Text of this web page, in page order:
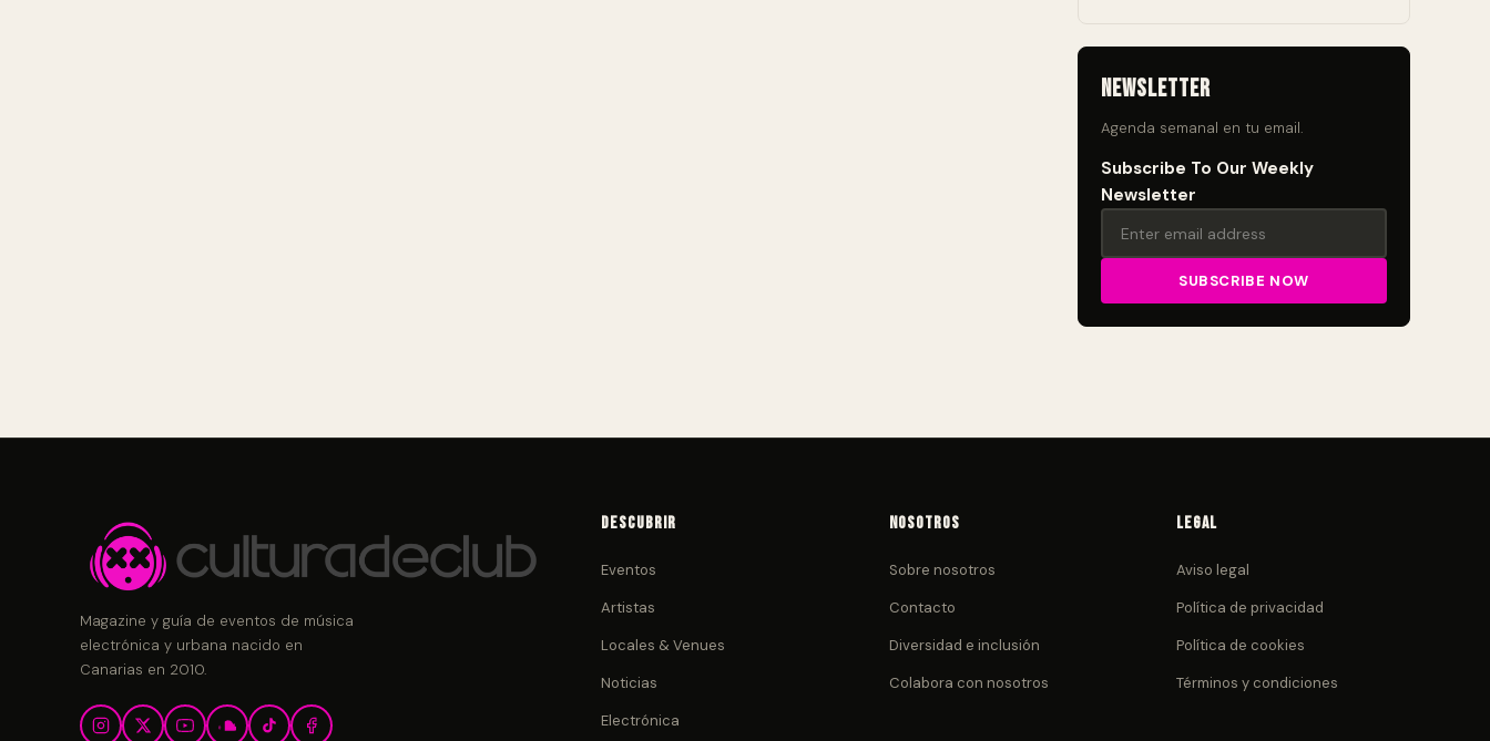
Newsletter
Agenda semanal en tu email.
Subscribe To Our Weekly
Newsletter
Magazine y guía de eventos de música
electrónica y urbana nacido en
Canarias en 2010.
Descubrir
Eventos
Artistas
Locales & Venues
Noticias
Electrónica
Nosotros
Sobre nosotros
Contacto
Diversidad e inclusión
Colabora con nosotros
Legal
Aviso legal
Política de privacidad
Política de cookies
Términos y condiciones